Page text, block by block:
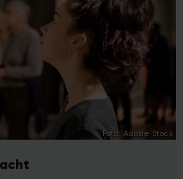
Foto: Adobe Stock